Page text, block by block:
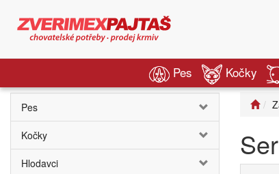
Pes Kočky
Pes
Kočky
Hlodavci